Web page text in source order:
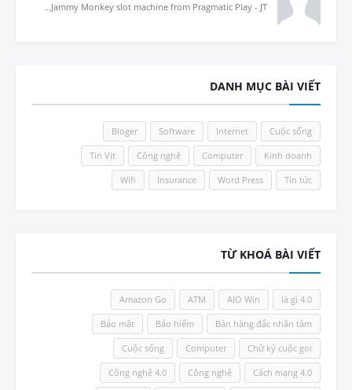
Jammy Monkey slot machine from Pragmatic Play - JT...
DANH MỤC BÀI VIẾT
Cuộc sống
Internet
Software
Bloger
Kinh doanh
Computer
Công nghệ
Tin Vịt
Tin tức
Word Press
Insurance
Wifi
TỪ KHOÁ BÀI VIẾT
4.0 là gì
AIO Win
ATM
Amazon Go
Bán hàng đắc nhân tâm
Bảo hiểm
Bảo mật
Chữ ký cuộc gọi
Computer
Cuộc sống
Cách mạng 4.0
Công nghệ
Công nghệ 4.0